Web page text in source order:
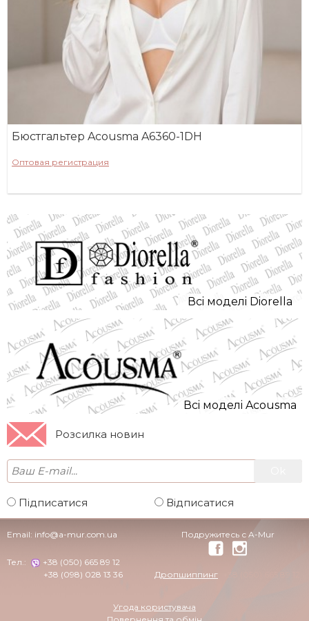
Бюстгальтер Acousma A6360-1DH
Оптовая регистрация
Всi моделi Diorella
Всi моделi Acousma
Розсилка новин
Підписатися Відписатися
Email: info@a-mur.com.ua
Тел.:
+38 (050) 665 89 12
+38 (098) 028 13 36
Подружитесь с A-Mur
Дропшиппинг
Угода користувача